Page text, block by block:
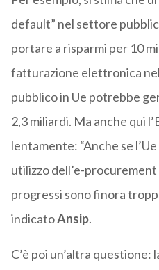
default” nel settore
portare a risparmi per 10
fatturazione elettronica
pubblico in Ue potrebbe
2,3 miliardi. Ma anche qui
lentamente: “Anche se
utilizzo dell’e-
progressi sono finora
indicatoAnsip.
C’è poi un’altra questione: